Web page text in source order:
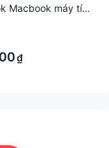
Macbook máy tính
₫